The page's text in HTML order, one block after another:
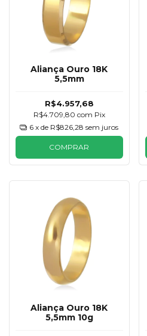
Aliança Ouro 18K
5,5mm
R$4.957,68
R$4.709,80 com Pix
6 x de R$826,28 sem juros
COMPRAR
Aliança Ouro 18K
5,5mm 10g